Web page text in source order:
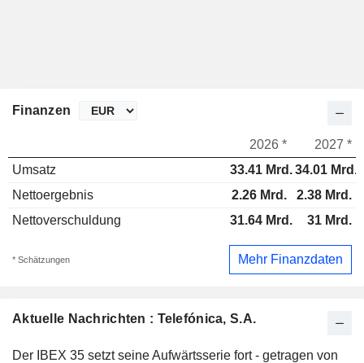
Aktuelle Nachrichten : Telefónica, S.A.
Der IBEX 35 setzt seine Aufwärtsserie fort - getragen von
Finanzen
2026 *
2027 *
Umsatz
33.41 Mrd.34.01 Mrd.
Nettoergebnis
2.26 Mrd.
2.38 Mrd.
Nettoverschuldung
31.64 Mrd. 31 Mrd.
* Schätzungen Mehr Finanzdaten